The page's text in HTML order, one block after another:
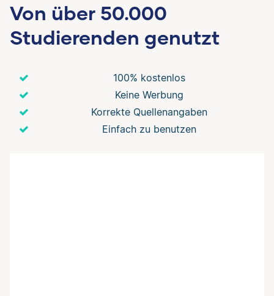
Von über 50.000
Studierenden genutzt
100% kostenlos
Keine Werbung
Korrekte Quellenangaben
Einfach zu benutzen